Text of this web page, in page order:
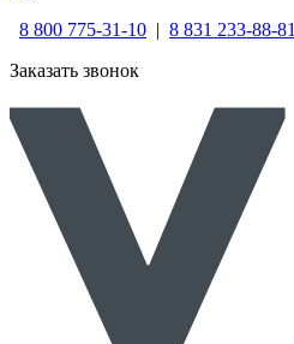
8 800 775-31-10 | 8 831 233-88-81
Заказать звонок